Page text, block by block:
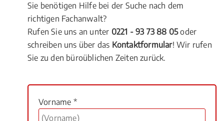
Sie benötigen Hilfe bei der Suche nach dem
richtigen Fachanwalt?
Rufen Sie uns an unter 0221 - 93 73 88 05oder
schreiben uns über das Kontaktformular! Wir rufen
Sie zu den büroüblichen Zeiten zurück.
Vorname *